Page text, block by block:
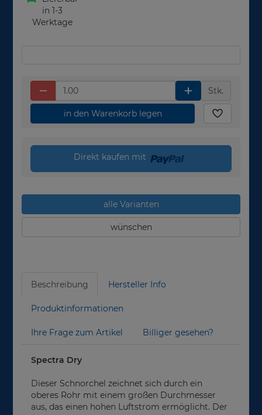
in 1-3
Werktage
Stk.
in den Warenkorb legen
Direkt kaufen mit
alle Varianten
wünschen
Beschreibung Hersteller Info
Produktinformationen
Ihre Frage zum Artikel Billiger gesehen?
Spectra Dry
Dieser Schnorchel zeichnet sich durch ein
oberes Rohr mit einem großen Durchmesser
aus, das einen hohen Luftstrom ermöglicht. Der